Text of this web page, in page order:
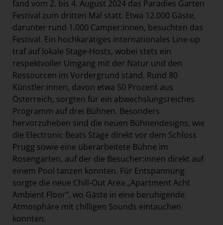
fand vom 2. bis 4. August 2024 das Paradies Garten
Festival zum dritten Mal statt. Etwa 12.000 Gäste,
darunter rund 1.000 Camper:innen, besuchten das
Festival. Ein hochkarätiges internationales Line-up
traf auf lokale Stage-Hosts, wobei stets ein
respektvoller Umgang mit der Natur und den
Ressourcen im Vordergrund stand. Rund 80
Künstler:innen, davon etwa 50 Prozent aus
Österreich, sorgten für ein abwechslungsreiches
Programm auf drei Bühnen. Besonders
hervorzuheben sind die neuen Bühnendesigns, wie
die Electronic Beats Stage direkt vor dem Schloss
Prugg sowie eine überarbeitete Bühne im
Rosengarten, auf der die Besucher:innen direkt auf
einem Pool tanzen konnten. Für Entspannung
sorgte die neue Chill-Out Area „Apartment Acht
Ambient Floor”, wo Gäste in eine beruhigende
Atmosphäre mit chilligen Sounds eintauchen
konnten.